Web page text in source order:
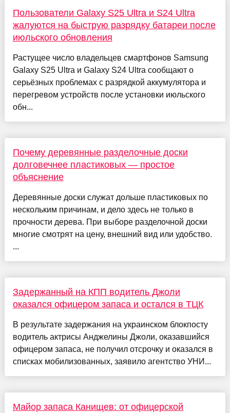
Пользователи Galaxy S25 Ultra и S24 Ultra
жалуются на быструю разрядку батареи после
июльского обновления
Растущее число владельцев смартфонов Samsung
Galaxy S25 Ultra и Galaxy S24 Ultra сообщают о
серьёзных проблемах с разрядкой аккумулятора и
перегревом устройств после установки июльского
обн...
Почему деревянные разделочные доски
долговечнее пластиковых — простое
объяснение
Деревянные доски служат дольше пластиковых по
нескольким причинам, и дело здесь не только в
прочности дерева. При выборе разделочной доски
многие смотрят на цену, внешний вид или удобство.
...
Задержанный на КПП водитель Джоли
оказался офицером запаса и остался в ТЦК
В результате задержания на украинском блокпосту
водитель актрисы Анджелины Джоли, оказавшийся
офицером запаса, не получил отсрочку и оказался в
списках мобилизованных, заявило агентство УНИ...
Майор запаса Канищев: от офицерской